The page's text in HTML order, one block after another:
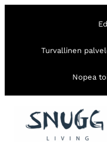
Turvallinen
Nopea